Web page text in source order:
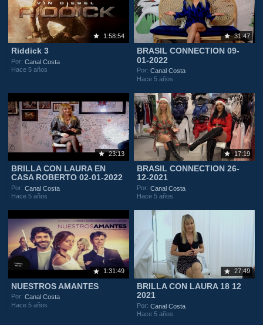
1:58:54
Riddick 3
Por:Canal Costa
Hace 5 años
31:47
BRASIL CONNECTION 09-
01-2022
Por:Canal Costa
Hace 5 años
23:13
BRILLA CON LAURA EN
CASA ROBERTO 02-01-2022
Por:Canal Costa
Hace 5 años
17:19
BRASIL CONNECTION 26-
12-2021
Por:Canal Costa
Hace 5 años
1:31:49
NUESTROS AMANTES
Por:Canal Costa
Hace 5 años
27:49
BRILLA CON LAURA 18 12
2021
Por:Canal Costa
Hace 5 años